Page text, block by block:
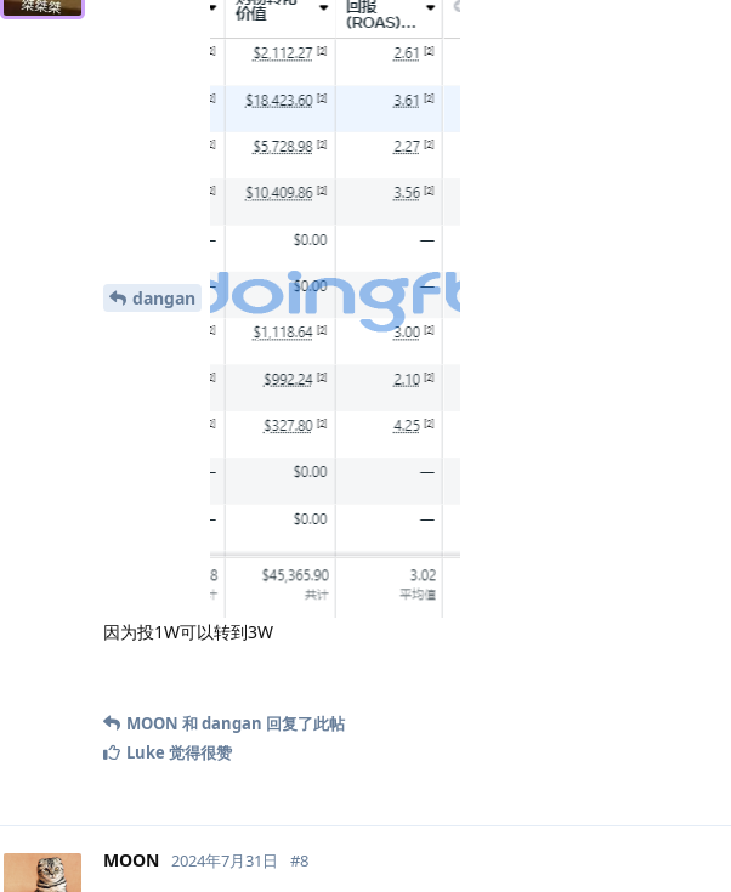
dangan
因为投1W可以转到3W
MOON 和dangan 回复了此帖
Luke 觉得很赞
MOON 2024年7月31日 #8